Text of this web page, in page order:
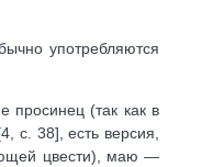
употребляются
просинец (так как в
с. 38], есть версия,
цвести), маю —